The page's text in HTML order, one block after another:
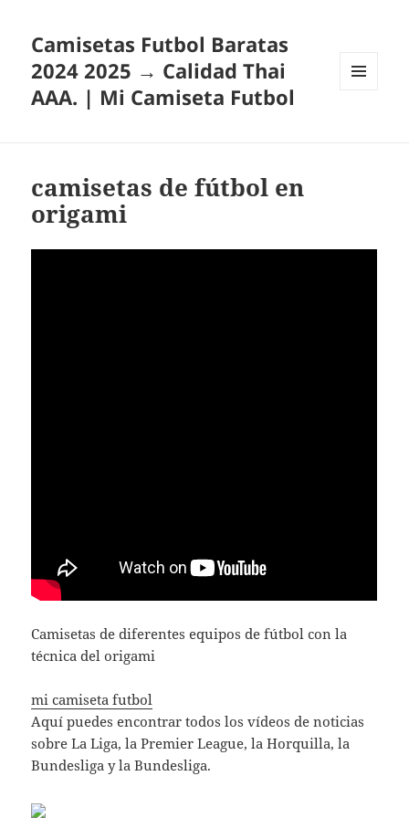
Camisetas Futbol Baratas
2024 2025 → Calidad Thai
AAA. | Mi Camiseta Futbol
camisetas de fútbol en
origami
Camisetas de diferentes equipos de fútbol con la
técnica del origami
mi camiseta futbol
Aquí puedes encontrar todos los vídeos de noticias
sobre La Liga, la Premier League, la Horquilla, la
Bundesliga y la Bundesliga.